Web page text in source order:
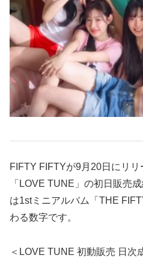
FIFTY FIFTYが9月20日にリ
「LOVE TUNE」の初日販売
は1stミニアルバム「THE
わる数字です。
＜LOVE TUNE 初動販売 日次